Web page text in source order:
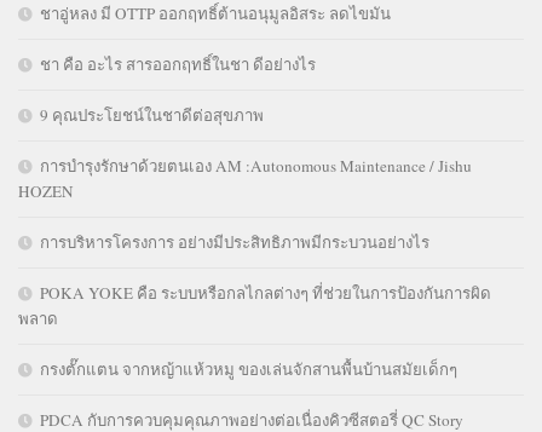
ชาอู่หลง มี OTTP ออกฤทธิ์ต้านอนุมูลอิสระ ลดไขมัน
ชา คือ อะไร สารออกฤทธิ์ในชา ดีอย่างไร
9 คุณประโยชน์ในชาดีต่อสุขภาพ
การบำรุงรักษาด้วยตนเอง AM :Autonomous Maintenance / Jishu
HOZEN
การบริหารโครงการ อย่างมีประสิทธิภาพมีกระบวนอย่างไร
POKA YOKE คือ ระบบหรือกลไกลต่างๆ ที่ช่วยในการป้องกันการผิด
พลาด
กรงตั๊กแตน จากหญ้าแห้วหมู ของเล่นจักสานพื้นบ้านสมัยเด็กๆ
PDCA กับการควบคุมคุณภาพอย่างต่อเนื่องคิวซีสตอรี่ QC Story